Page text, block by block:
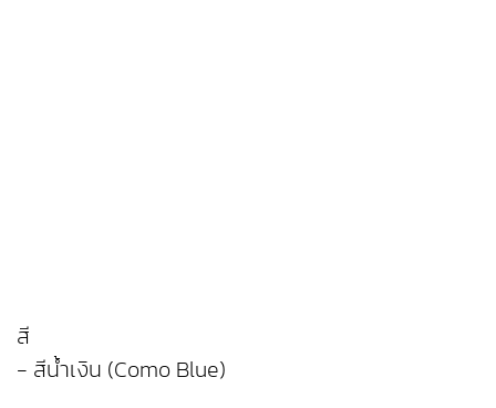
สี
- สีน้ำเงิน (Como Blue)